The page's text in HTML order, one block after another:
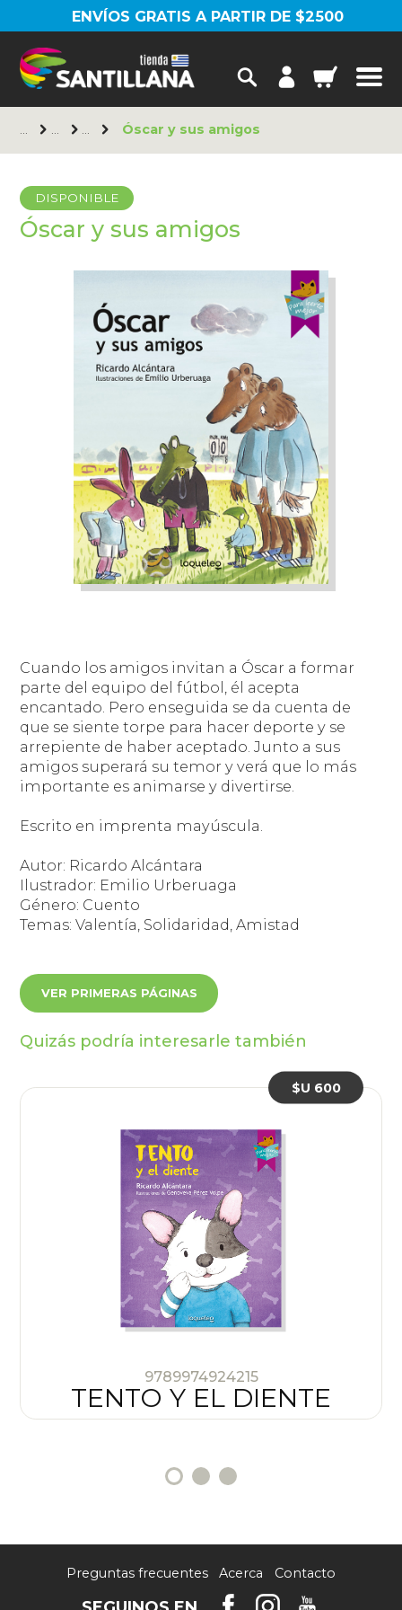
ENVÍOS GRATIS A PARTIR DE $2500
Óscar y sus amigos
DISPONIBLE
Óscar y sus amigos
Cuando los amigos invitan a Óscar a formar
parte del equipo del fútbol, él acepta
encantado. Pero enseguida se da cuenta de
que se siente torpe para hacer deporte y se
arrepiente de haber aceptado. Junto a sus
amigos superará su temor y verá que lo más
importante es animarse y divertirse.
Escrito en imprenta mayúscula.
Autor: Ricardo Alcántara
Ilustrador: Emilio Urberuaga
Género: Cuento
Temas: Valentía, Solidaridad, Amistad
VER PRIMERAS PÁGINAS
Quizás podría interesarle también
9789974924215
TENTO Y EL DIENTE
$U 600
Preguntas frecuentes Acerca Contacto